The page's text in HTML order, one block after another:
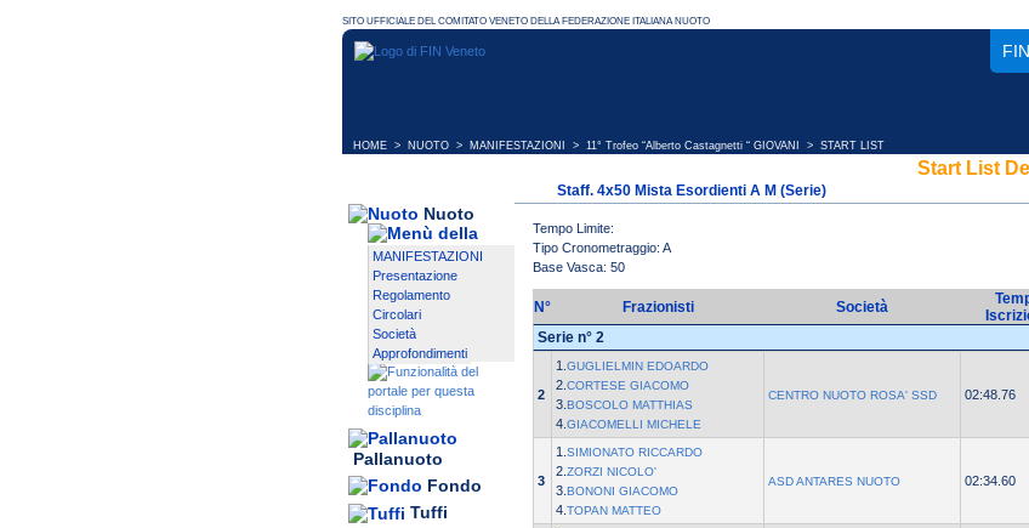
HOME > NUOTO > MANIFESTAZIONI > 11° Trofeo “Alberto Castagnetti “ GIOVANI > START LIST
Nuoto
MANIFESTAZIONI
Presentazione
Regolamento
Circolari
Società
Approfondimenti
Pallanuoto
Fondo
Tuffi
Start List
Staff. 4x50 Mista Esordienti A M (Serie)
Tempo Limite:
Tipo Cronometraggio: A
Base Vasca: 50
N° Frazionisti Società
Serie n° 2
2
1. GUGLIELMIN EDOARDO
2. CORTESE GIACOMO
3. BOSCOLO MATTHIAS
4. GIACOMELLI MICHELE
CENTRO NUOTO ROSA' SSD 02:48.76
3
1. SIMIONATO RICCARDO
2. ZORZI NICOLO'
3. BONONI GIACOMO
4. TOPAN MATTEO
ASD ANTARES NUOTO 02:34.60